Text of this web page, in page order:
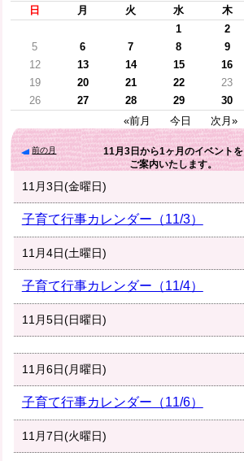
日 月 火 水 木
1
2
5
6 7 8 9
12
13 14 15 16
19
20 21 22 23
26
27 28 29
30
«前月
今日 次月»
前の月 11月3日 から1ヶ月のイベントを
ご案内いたします。
11月3日(金曜日)
子育て行事カレンダー（11/3）
11月4日(土曜日)
子育て行事カレンダー（11/4）
11月5日(日曜日)
11月6日(月曜日)
子育て行事カレンダー（11/6）
11月7日(火曜日)